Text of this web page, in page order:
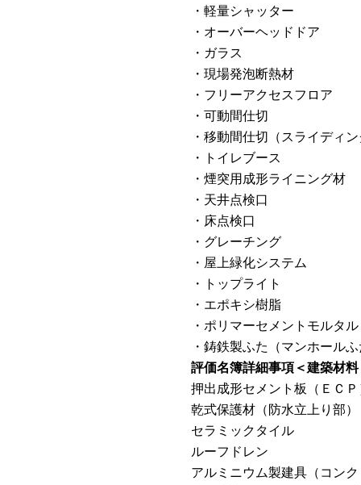
・軽量シャッター
・オーバーヘッドドア
・ガラス
・現場発泡断熱材
・フリーアクセスフロア
・可動間仕切
・移動間仕切（スライディ
・トイレブース
・煙突用成形ライニング材
・天井点検口
・床点検口
・グレーチング
・屋上緑化システム
・トップライト
・エポキシ樹脂
・ポリマーセメントモルタル
・鋳鉄製ふた（マンホール
評価名簿詳細事項＜建築材
押出成形セメント板（ＥＣ
乾式保護材（防水立上り部）
セラミックタイル
ルーフドレン
アルミニウム製建具（コン